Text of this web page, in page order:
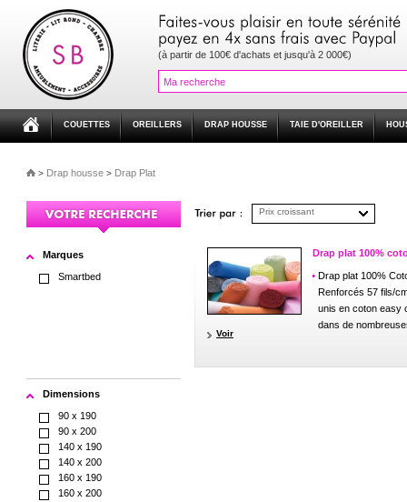
(à partir de 100€ d'achats et jusqu'à 2 000€)
COUETTES OREILLERS DRAP HOUSSE TAIE D'OREILLER
> Drap housse > Drap Plat
Marques
Smartbed
Dimensions
90 x 190
90 x 200
140 x 190
140 x 200
160 x 190
160 x 200
Prix croissant
Voir
Drap plat 100%
Drap plat 100%
Renforcés 57 fils/
unis en coton easy
dans de